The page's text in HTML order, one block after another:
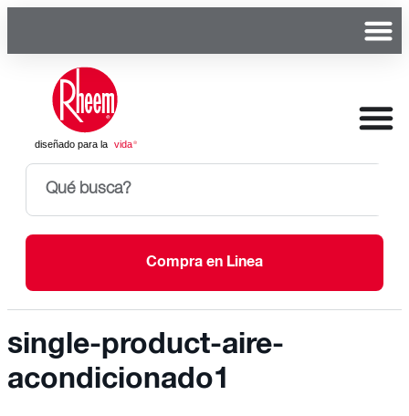
Compra en Linea
single-product-aire-
acondicionado1